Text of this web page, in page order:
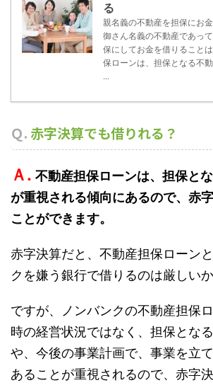
る
親名義の不動産を担保にお
御さん名義の不動産であっ
保にしてお金を借りること
保ローンは、担保となる不
...
Ｑ. 赤字決算でも借りれる？
Ａ. 不動産担保ローンは、担保と
が重視される傾向にあるので、赤
ことができます。
赤字決算だと、不動産担保ローン
クを嫌う銀行で借りるのは厳しい
ですが、ノンバンクの不動産担保
時の経営状況ではなく、担保とな
や、今後の事業計画で、事業を立
あることが重視されるので、赤字